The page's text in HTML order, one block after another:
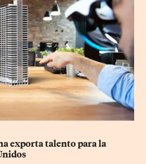
exporta talento para la